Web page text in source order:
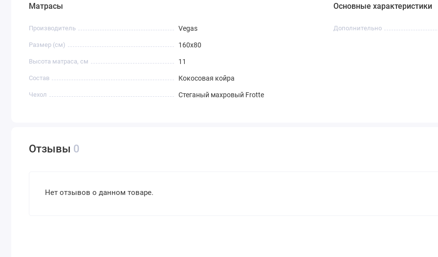
Матрасы
Производитель Vegas
Размер (см) 160х80
Высота матраса, см 11
Состав Кокосовая койра
Чехол Стеганый махровый Frotte
Основные характеристики
Дополнительно
Отзывы 0
Нет отзывов о данном товаре.